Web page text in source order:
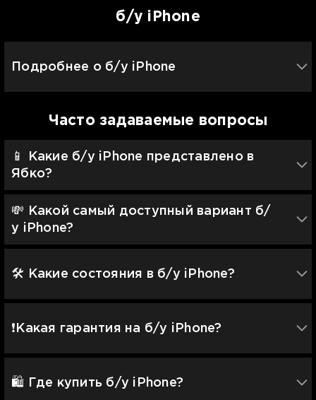
б/у iPhone
Подробнее о б/у iPhone
Часто задаваемые вопросы
📱 Какие б/у iPhone представлено в
Ябко?
💸 Какой самый доступный вариант б/
у iPhone?
🛠 Какие состояния в б/у iPhone?
❗️Какая гарантия на б/у iPhone?
🛍 Где купить б/у iPhone?